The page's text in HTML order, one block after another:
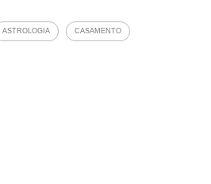
ASTROLOGIA CASAMENTO